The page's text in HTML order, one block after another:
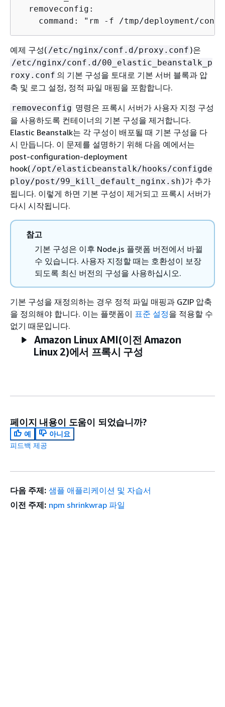
  removeconfig:
command: "rm -f /tmp/deployment/
예제 구성( /etc/nginx/conf.d/proxy.conf )은
/etc/nginx/conf.d/00_elastic_beanstalk_p
roxy.conf 의 기본 구성을 토대로 기본 서버 블록과 압
축 및 로그 설정, 정적 파일 매핑을 포함합니다.
removeconfig 명령은 프록시 서버가 사용자 지정 구성
을 사용하도록 컨테이너의 기본 구성을 제거합니다.
Elastic Beanstalk는 각 구성이 배포될 때 기본 구성을 다
시 만듭니다. 이 문제를 설명하기 위해 다음 예에서는
post-configuration-deployment
hook( /opt/elasticbeanstalk/hooks/configde
ploy/post/99_kill_default_nginx.sh )가 추가
됩니다. 이렇게 하면 기본 구성이 제거되고 프록시 서버가
다시 시작됩니다.
참고
기본 구성은 이후 Node.js 플랫폼 버전에서 바뀔
수 있습니다. 사용자 지정할 때는 호환성이 보장
되도록 최신 버전의 구성을 사용하십시오.
기본 구성을 재정의하는 경우 정적 파일 매핑과 GZIP 압축
을 정의해야 합니다. 이는 플랫폼이 표준 설정을 적용할 수
없기 때문입니다.
Amazon Linux AMI(이전 Amazon
Linux 2)에서 프록시 구성
페이지 내용이 도움이 되었습니까?
예
아니요
피드백 제공
다음 주제: 샘플 애플리케이션 및 자습서
이전 주제: npm shrinkwrap 파일